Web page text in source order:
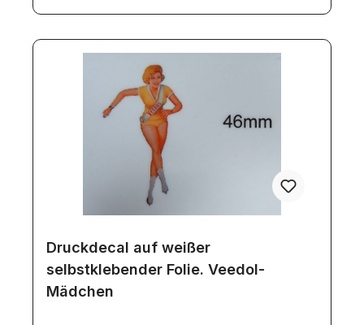
Druckdecal auf weißer
selbstklebender Folie. Veedol-
Mädchen